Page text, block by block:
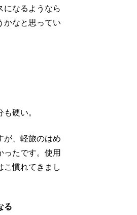
になるようなら
かなと思ってい
硬い。
が、軽旅のはめ
ったです。使用
こ慣れてきまし
る